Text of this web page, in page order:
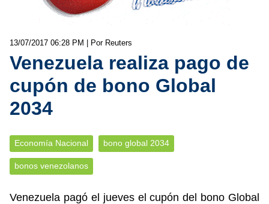
13/07/2017 06:28 PM | Por Reuters
Venezuela realiza pago de
cupón de bono Global
2034
Economía Nacional bono global 2034
bonos venezolanos
Venezuela pagó el jueves el cupón del bono Global